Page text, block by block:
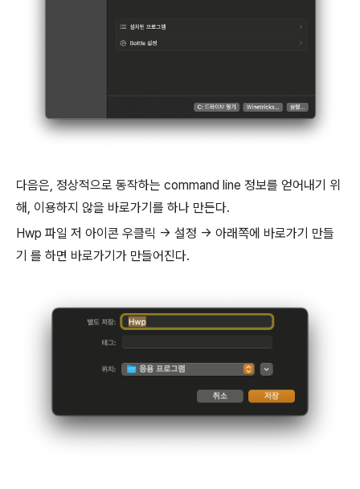
다음은, 정상적으로 동작하는 command line 정보를 얻어내기 위
해, 이용하지 않을 바로가기를 하나 만든다.
Hwp 파일 저 아이콘 우클릭 -> 설정 -> 아래쪽에 바로가기 만들
기 를 하면 바로가기가 만들어진다.